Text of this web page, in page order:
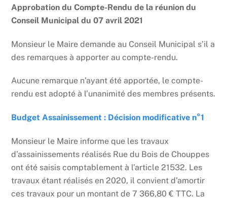
Approbation du Compte-Rendu de la réunion du
Conseil Municipal du 07 avril 2021
Monsieur le Maire demande au Conseil Municipal s’il a
des remarques à apporter au compte-rendu.
Aucune remarque n’ayant été apportée, le compte-
rendu est adopté à l’unanimité des membres présents.
Budget Assainissement : Décision modificative n°1
Monsieur le Maire informe que les travaux
d’assainissements réalisés Rue du Bois de Chouppes
ont été saisis comptablement à l’article 21532. Les
travaux étant réalisés en 2020, il convient d’amortir
ces travaux pour un montant de 7 366,80 € TTC. La